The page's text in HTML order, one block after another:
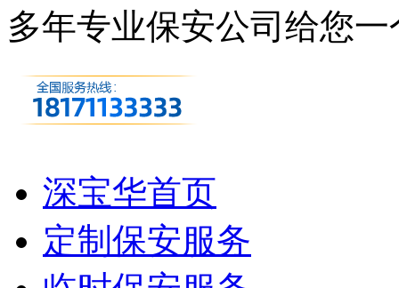
多年专业保安公司 给您一
深宝华首页
定制保安服务